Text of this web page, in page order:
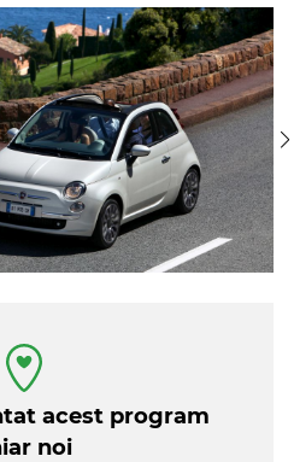
o sa aveti la dispozitie un
strecuta pe stradutele
cele mai bune restaurante.
acest program
noi